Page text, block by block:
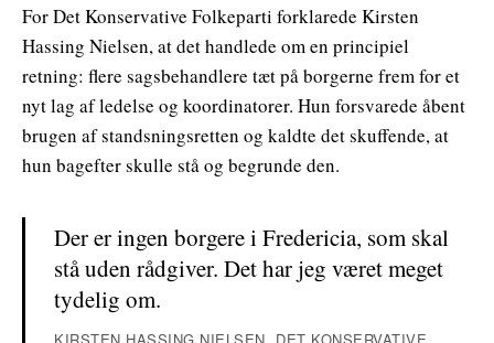
For Det Konservative Folkeparti forklarede Kirsten
Hassing Nielsen, at det handlede om en principiel
retning: flere sagsbehandlere tæt på borgerne frem for et
nyt lag af ledelse og koordinatorer. Hun forsvarede åbent
brugen af standsningsretten og kaldte det skuffende, at
hun bagefter skulle stå og begrunde den.
Der er ingen borgere i Fredericia, som skal
stå uden rådgiver. Det har jeg været meget
tydelig om.